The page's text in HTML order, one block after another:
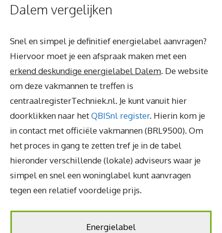
Dalem vergelijken
Snel en simpel je definitief energielabel aanvragen?
Hiervoor moet je een afspraak maken met een
erkend deskundige energielabel Dalem. De website
om deze vakmannen te treffen is
centraalregisterTechniek.nl. Je kunt vanuit hier
doorklikken naar hetQBISnl register. Hierin kom je
in contact met officiële vakmannen (BRL9500). Om
het proces in gang te zetten tref je in de tabel
hieronder verschillende (lokale) adviseurs waar je
simpel en snel een woninglabel kunt aanvragen
tegen een relatief voordelige prijs.
Energielabel